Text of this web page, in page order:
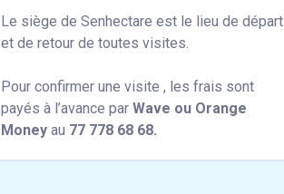
Le siège de Senhectare est le lieu de départ
et de retour de toutes visites.
Pour confirmer une visite , les frais sont
payés à l’avance par Wave ou Orange
Money au 77 778 68 68.